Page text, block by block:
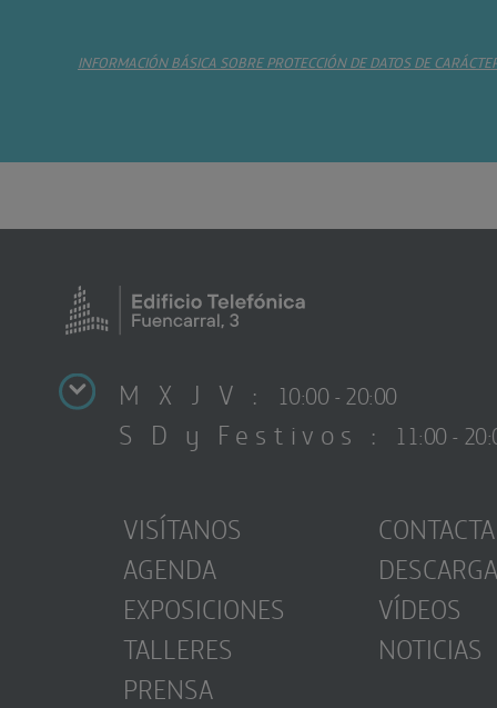
INFORMACIÓN BÁSICA SOBRE PROTECCIÓN DE DATOS DE
M X J V : 10:00 - 20:00
S D y Festivos : 11:00 -
VISÍTANOS
AGENDA
EXPOSICIONES
TALLERES
PRENSA
CONTACTA
VÍDEOS
NOTICIAS